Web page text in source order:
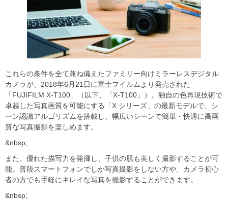
これらの条件を全て兼ね備えたファミリー向けミラーレスデジタル
カメラが、2018年6月21日に富士フイルムより発売された
「FUJIFILM X-T100」（以下、「X-T100」）。独自の色再現技術で
卓越した写真画質を可能にする「X シリーズ」の最新モデルで、シ
ーン認識アルゴリズムを搭載し、幅広いシーンで簡単・快適に高画
質な写真撮影を楽しめます。
&nbsp;
また、優れた描写力を発揮し、子供の肌も美しく撮影することが可
能。普段スマートフォンでしか写真撮影をしない方や、カメラ初心
者の方でも手軽にキレイな写真を撮影することができます。
&nbsp;